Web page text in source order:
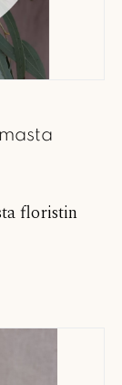
floristin